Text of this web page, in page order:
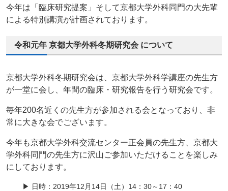
今年は「臨床研究提案」そして京都大学外科同門の大先輩
による特別講演が計画されております。
令和元年 京都大学外科冬期研究会 について
京都大学外科冬期研究会は、京都大学外科学講座の先生方
が一堂に会し、年間の臨床・研究報告を行う研究会です。
毎年200名近くの先生方が参加される会となっており、非
常に大きな会でございます。
今年も京都大学外科交流センター正会員の先生方、京都大
学外科同門の先生方に沢山ご参加いただけることを楽しみ
にしております。
▶ 日時：2019年12月14日（土）14：30～17：40